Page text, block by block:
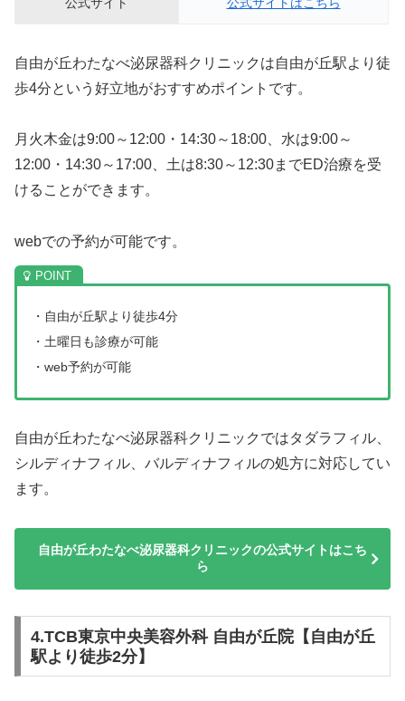
自由が丘わたなべ泌尿器科クリニックは自由が丘駅より徒
歩4分という好立地がおすすめポイントです。
月火木金は9:00～12:00・14:30～18:00、水は9:00～
12:00・14:30～17:00、土は8:30～12:30までED治療を受
けることができます。
webでの予約が可能です。
・自由が丘駅より徒歩4分
・土曜日も診療が可能
・web予約が可能
自由が丘わたなべ泌尿器科クリニックではタダラフィル、
シルディナフィル、バルディナフィルの処方に対応してい
ます。
自由が丘わたなべ泌尿器科クリニックの公式サイトはこち
ら
4.TCB東京中央美容外科 自由が丘院【自由が丘
駅より徒歩2分】